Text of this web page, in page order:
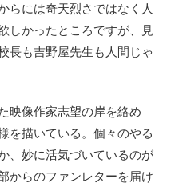
らには奇天烈さではなく人
しかったところですが、見
長も吉野屋先生も人間じゃ
映像作家志望の岸を絡め
を描いている。個々のやる
、妙に活気づいているのが
からのファンレターを届け